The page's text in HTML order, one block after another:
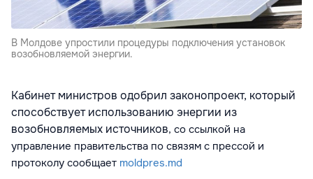
В Молдове упростили процедуры подключения установок
возобновляемой энергии.
Кабинет министров одобрил законопроект, который
способствует использованию энергии из
возобновляемых источников, со ссылкой на
управление правительства по связям с прессой и
протоколу сообщает moldpres.md